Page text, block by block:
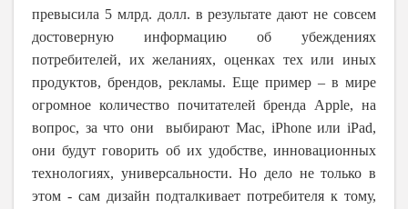
превысила 5 млрд. долл. в результате дают не совсем
достоверную информацию об убеждениях
потребителей, их желаниях, оценках тех или иных
продуктов, брендов, рекламы. Еще пример – в мире
огромное количество почитателей бренда Apple, на
вопрос, за что они выбирают Mac, iPhoneилиiPad,
они будут говорить об их удобстве, инновационных
технологиях, универсальности. Но дело не только в
этом - сам дизайн подталкивает потребителя к тому,